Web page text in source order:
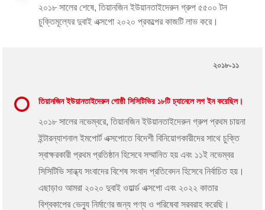
২০১৮ সালের শেষে, তিয়ানজিন ইউয়ানতাইদেরুন গ্রুপ ৫৫০০ টন
চুক্তিমূল্যের দুবাই এক্সপো ২০২০ প্রকল্পের কাজটি লাভ করে।
২০১৮-১১
তিয়ানজিন ইউয়ানতাইদেরুন গোষ্ঠী সিসিটিভির ১৮টি চ্যানেলে লগ ইন করেছিল।
২০১৮ সালের নভেম্বরে, তিয়ানজিন ইউয়ানতাইদেরুন গ্রুপ প্রথম চায়না
ইন্টারন্যাশনাল ইমপোর্ট এক্সপোতে বিদেশী বিনিয়োগকারীদের সাথে চুক্তি
স্বাক্ষরকারী প্রথম প্রতিষ্ঠান হিসেবে সম্মানিত হয় এবং ১১ই নভেম্বর
সিসিটিভি সান্ধ্য সংবাদের বিশেষ সংবাদ প্রতিবেদন হিসেবে নির্বাচিত হয়।
এছাড়াও আমরা ২০২০ দুবাই ওয়ার্ল্ড এক্সপো এবং ২০২২ কাতার
বিশ্বকাপের ভেন্যু নির্মাণের জন্য পণ্য ও পরিষেবা সরবরাহ করেছি।